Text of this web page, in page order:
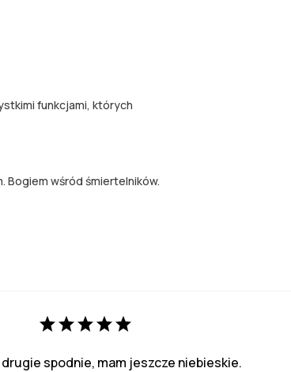
funkcjami, których
Bogiem wśród śmiertelników.
spodnie, mam jeszcze niebieskie.